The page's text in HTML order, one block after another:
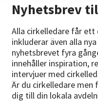
Nyhetsbrev
Alla cirkelledare får
inkluderar även alla
nyhetsbrevet fyra
innehåller inspiration,
intervjuer med
Är du cirkelledare men
dig till din lokala